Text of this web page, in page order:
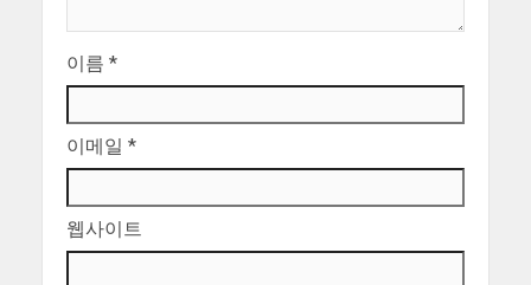
이름 *
이메일 *
웹사이트